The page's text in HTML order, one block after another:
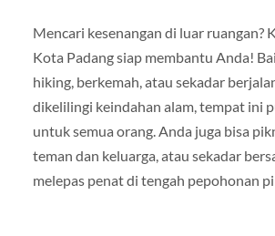
Mencari kesenangan di luar ruangan?
Kota Padang siap membantu Anda!
hiking, berkemah, atau sekadar
dikelilingi keindahan alam, tempat ini
untuk semua orang. Anda juga bisa
teman dan keluarga, atau sekadar
melepas penat di tengah pepohonan